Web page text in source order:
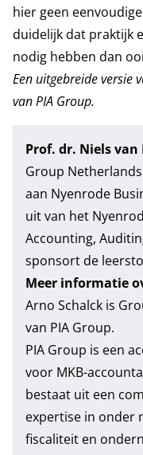
hier geen
duidelijk dat praktijk
nodig hebben dan
Een uitgebreide versie
van PIA Group.
Prof. dr. Niels
Group
aan Nyenrode
uit van het
Accounting,
sponsort de
Meer informatie
Arno Schalck is
van PIA Group.
PIA Group is een
voor MKB-
bestaat uit een
expertise in onder
fiscaliteit en